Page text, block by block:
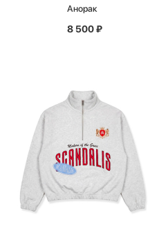
Анорак
8 500₽